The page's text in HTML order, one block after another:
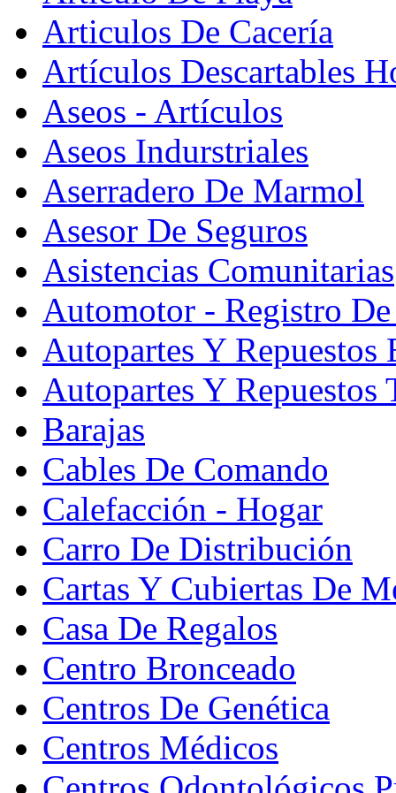
Articulos De Cacería
Artículos Descartables
Aseos - Artículos
Aseos Indurstriales
Aserradero De Marmol
Asesor De Seguros
Asistencias Comunitarias
Automotor - Registro
Autopartes Y Repuestos
Autopartes Y Repuestos
Barajas
Cables De Comando
Calefacción - Hogar
Carro De Distribución
Cartas Y Cubiertas De
Casa De Regalos
Centro Bronceado
Centros De Genética
Centros Médicos